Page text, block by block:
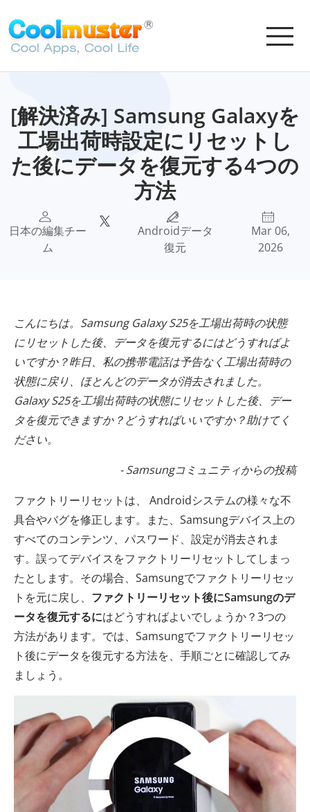
[解決済み] Samsung Galaxyを
工場出荷時設定にリセットし
た後にデータを復元する4つの
方法
日本の編集チー
ム
Androidデータ
復元
Mar 06,
2026
こんにちは。Samsung Galaxy S25を工場出荷時の状態
にリセットした後、データを復元するにはどうすればよ
いですか？昨日、私の携帯電話は予告なく工場出荷時の
状態に戻り、ほとんどのデータが消去されました。
Galaxy S25を工場出荷時の状態にリセットした後、デー
タを復元できますか？どうすればいいですか？助けてく
ださい。
- Samsungコミュニティからの投稿
ファクトリーリセットは、 Androidシステムの様々な不
具合やバグを修正します。また、Samsungデバイス上の
すべてのコンテンツ、パスワード、設定が消去されま
す。誤ってデバイスをファクトリーリセットしてしまっ
たとします。その場合、Samsungでファクトリーリセッ
トを元に戻し、 ファクトリーリセット後にSamsungのデ
ータを復元するにはどうすればよいでしょうか？3つの
方法があります。では、Samsungでファクトリーリセッ
ト後にデータを復元する方法を、手順ごとに確認してみ
ましょう。